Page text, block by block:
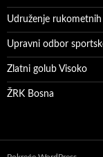
Udruženje rukometnih
Upravni odbor
Zlatni golub Visoko
ŽRK Bosna